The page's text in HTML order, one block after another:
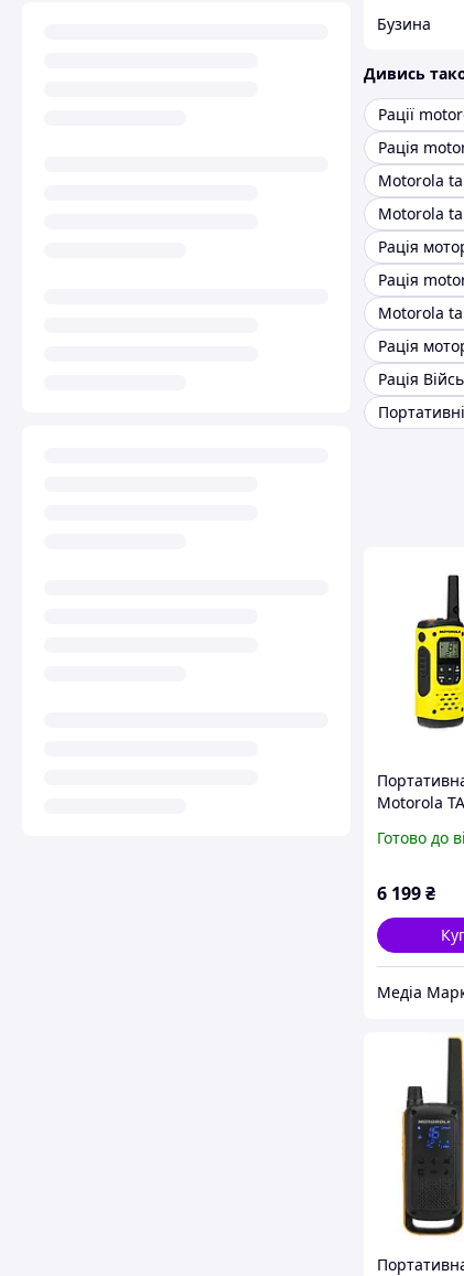
Бузина
Дивись
Рації
Рація
Motorola
Motorola
Motorola
Готово до
6 199₴
Медіа